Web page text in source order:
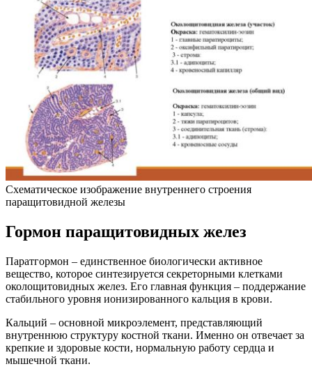
Схематическое изображение внутреннего строения
паращитовидной железы
Гормон паращитовидных желез
Паратгормон – единственное биологически активное
вещество, которое синтезируется секреторными клетками
околощитовидных желез. Его главная функция – поддержание
стабильного уровня ионизированного кальция в крови.
Кальций – основной микроэлемент, представляющий
внутреннюю структуру костной ткани. Именно он отвечает за
крепкие и здоровые кости, нормальную работу сердца и
мышечной ткани.